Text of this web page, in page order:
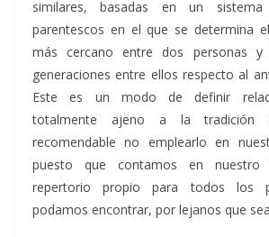
similares, basadas en un
parentescos en el que se determina
más cercano entre dos personas y
generaciones entre ellos respecto al
Este es un modo de definir
totalmente ajeno a la tradición
recomendable no emplearlo en
puesto que contamos en
repertorio propio para todos los
podamos encontrar, por lejanos que